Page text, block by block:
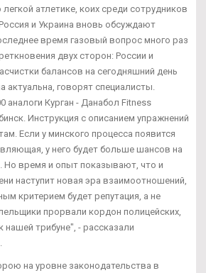
атлетике, коих среди сотрудников
и Украина вновь обсуждают
время газовый вопрос много раз
двух сторон: России и
балансов на сегодняшний день
актуальна, говорят специалисты.
аналоги Курган - Данабол Fitness
Инструкция с описанием упражнений
Если у минского процесса появится
у него будет больше шансов на
Но время и опыт показывают, что и
наступит новая эра взаимоотношений,
критерием будет репутация, а не
прорвали кордон полицейских,
нашей трибуне", - рассказали
на уровне законодательства в